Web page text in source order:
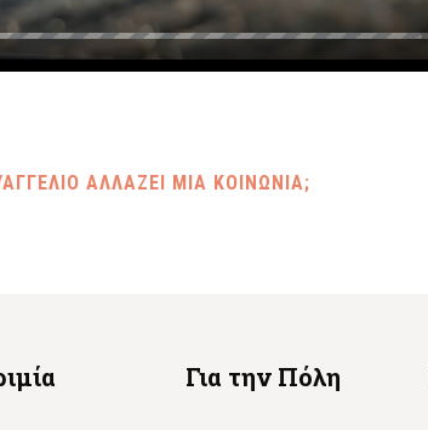
ΑΛΛΑΖΕΙ ΜΙΑ ΚΟΙΝΩΝΙΑ;
Για την Πόλη